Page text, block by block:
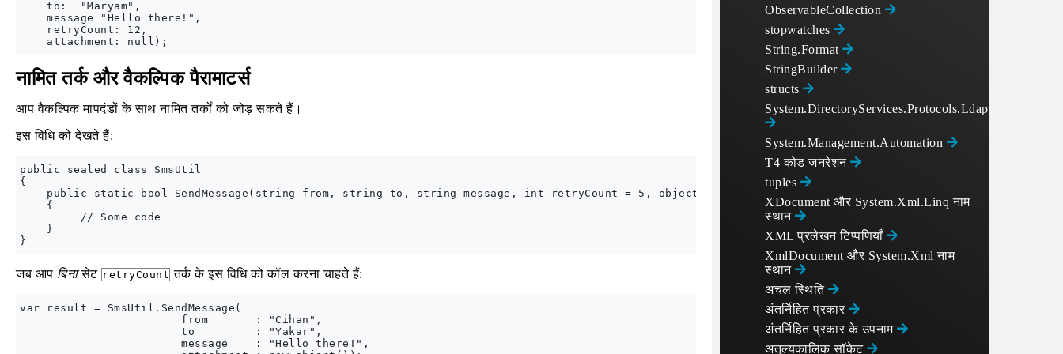
    to:  "Maryam",
    message "Hello there!",
    retryCount: 12,
नामित तर्क और वैकल्पिक पैरामाटर्स
आप वैकल्पिक मापदंडों के साथ नामित तर्कों को जोड़ सकते हैं।
इस विधि को देखते हैं:
public sealed class SmsUtil
{
    public static bool SendMessage(string from, string to, string message, int retryCount = 5, object attachment = null)
    {
         // Some code
    }
जब आप बिनासेट retryCount तर्क के इस विधि को कॉल करना चाहते हैं:
var result = SmsUtil.SendMessage(
                        from       : "Cihan",
                        to         : "Yakar",
                        message    : "Hello there!",
ObservableCollection
stopwatches
String.Format
StringBuilder
structs
System.DirectoryServices.Protocols.LdapConnection
System.Management.Automation
T4 कोड जनरेशन
tuples
XDocument और System.Xml.Linq नाम
स्थान
XML प्रलेखन टिप्पणियाँ
XmlDocument और System.Xml नाम
स्थान
अचल स्थिति
अंतर्निहित प्रकार
अंतर्निहित प्रकार के उपनाम
अतुल्यकालिक सॉकेट